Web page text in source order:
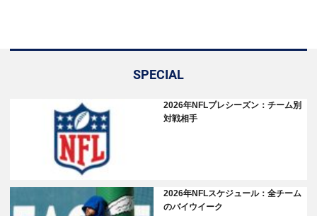
SPECIAL
2026年NFLプレシーズン：チーム別
対戦相手
2026年NFLスケジュール：全チーム
のバイウイーク